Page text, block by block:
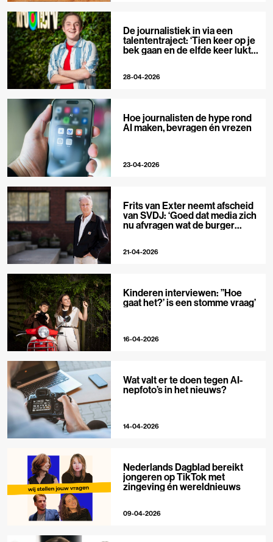
De journalistiek in via een
talententraject: ‘Tien keer op je
bek gaan en de elfde keer lukt
28-04-2026
Hoe journalisten de hype rond
AI maken, bevragen én vrezen
23-04-2026
Frits van Exter neemt afscheid
van SVDJ: ‘Goed dat media zich
nu afvragen wat de burger
21-04-2026
Kinderen interviewen: ”Hoe
gaat het?’ is een stomme vraag’
16-04-2026
Wat valt er te doen tegen AI-
nepfoto’s in het nieuws?
14-04-2026
Nederlands Dagblad bereikt
jongeren op TikTok met
zingeving én wereldnieuws
09-04-2026